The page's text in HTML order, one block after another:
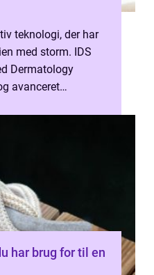
teknologi, der har
med storm. IDS
Dermatology
avanceret
har brug for til en